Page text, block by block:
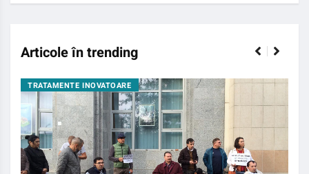
Articole în trending
TRATAMENTE INOVATOARE